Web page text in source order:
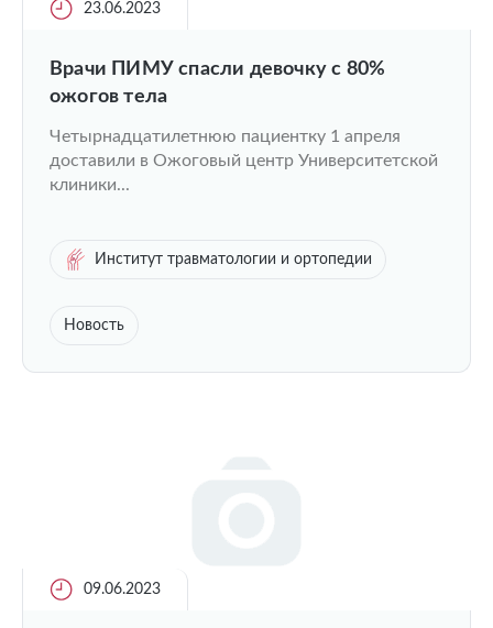
23.06.2023
Врачи ПИМУ спасли девочку с 80%
ожогов тела
Четырнадцатилетнюю пациентку 1 апреля
доставили в Ожоговый центр Университетской
клиники...
Институт травматологии и ортопедии
Новость
09.06.2023